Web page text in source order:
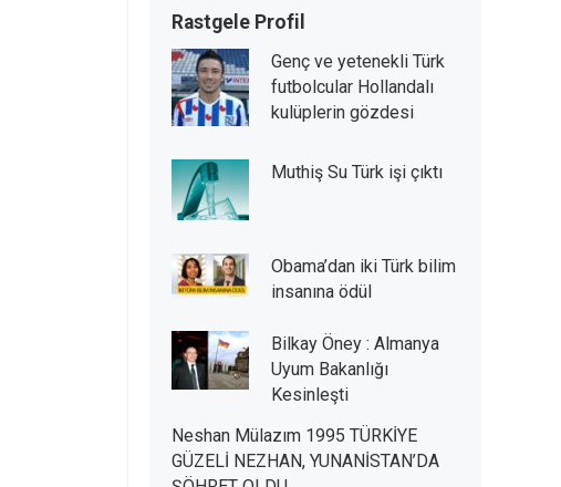
Rastgele Profil
Genç ve yetenekli Türk
futbolcular Hollandalı
kulüplerin gözdesi
Muthiş Su Türk işi çıktı
Obama’dan iki Türk bilim
insanına ödül
Bilkay Öney : Almanya
Uyum Bakanlığı
Kesinleşti
Neshan Mülazım 1995 TÜRKİYE
GÜZELİ NEZHAN, YUNANİSTAN’DA